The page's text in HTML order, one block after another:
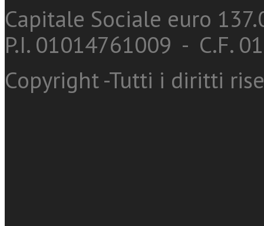
Capitale Sociale euro
P.I. 01014761009 - C.F.
Copyright -Tutti i diritti